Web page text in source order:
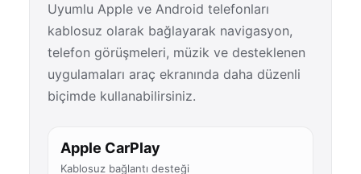
Uyumlu Apple ve Android telefonları
kablosuz olarak bağlayarak navigasyon,
telefon görüşmeleri, müzik ve desteklenen
uygulamaları araç ekranında daha düzenli
biçimde kullanabilirsiniz.
Apple CarPlay
Kablosuz bağlantı desteği